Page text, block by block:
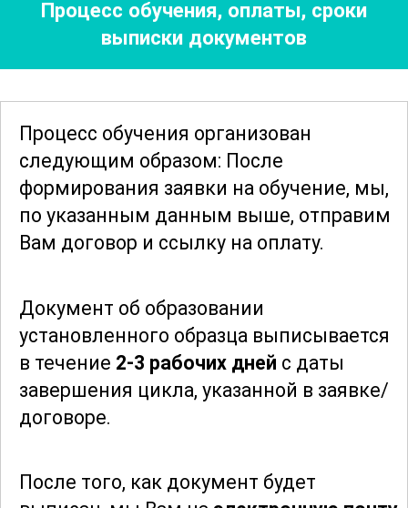
своего дела, научиться создавать
эстетически привлекательные и
долговечные покрытия. Благодаря
сможете освоить все необходимые
техники, начиная с базовых и
заканчивая сложными, что позволит
вам уверенно выполнять работы любой
сложности.
выбором для тех, кто хочет связать
свою карьеру с миром дизайна и
отделочных работ. Полученные знания
и навыки помогут вам реализовать
себя в профессиональной сфере, а
карьерного роста. В рамках курса вы
Процесс обучения, оплаты, сроки
выписки документов
Процесс обучения организован
следующим образом: После
формирования заявки на обучение, мы,
по указанным данным выше, отправим
Вам договор и ссылку на оплату.
Документ об образовании
установленного образца выписывается
в течение 2-3 рабочих дней с даты
завершения цикла, указанной в заявке/
договоре.
После того, как документ будет